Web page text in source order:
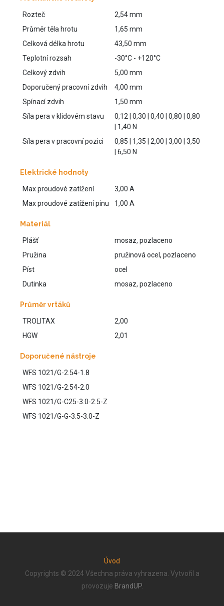
Rozteč
2,54 mm
Průměr těla hrotu
1,65 mm
Celková délka hrotu
43,50 mm
Teplotní rozsah
-30°C - +120°C
Celkový zdvih
5,00 mm
Doporučený pracovní zdvih
4,00 mm
Spínací zdvih
1,50 mm
Síla pera v klidovém stavu
0,12 | 0,30 | 0,40 | 0,80 | 0,80
| 1,40 N
Síla pera v pracovní pozici
0,85 | 1,35 | 2,00 | 3,00 | 3,50
| 6,50 N
Elektrické hodnoty
Max proudové zatížení
3,00 A
Max proudové zatížení pinu
1,00 A
Materiál
Plášť
mosaz, pozlaceno
Pružina
pružinová ocel, pozlaceno
Píst
ocel
Dutinka
mosaz, pozlaceno
Průměr vrtáků
TROLITAX
2,00
HGW
2,01
Doporučené nástroje
WFS 1021/G-2.54-1.8
WFS 1021/G-2.54-2.0
WFS 1021/G-C25-3.0-2.5-Z
WFS 1021/G-G-3.5-3.0-Z
Úvod
Copyrights © 2024 Všechna práva vyhrazena. Vytvořil a
provozuje BrandUP.